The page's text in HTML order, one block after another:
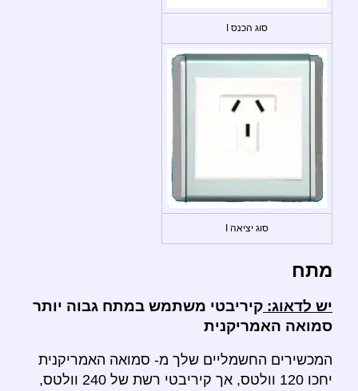
סוג הכנס I
סוג יציאה I
מתח
יש לדאוג: קיריבטי משתמש במתח גבוה יותר
סמואה האמריקנית
המכשירים החשמליים שלך מ- סמואה האמריקנית
יחכו 120 וולטס, אך קיריבטי רשת של 240 וולטס,